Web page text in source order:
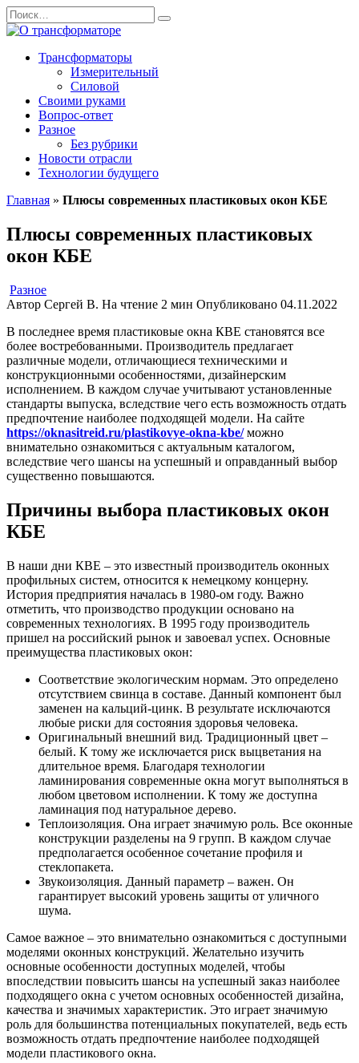
Перейти
к
содержанию
Search
for:
Трансформаторы
Измерительный
Силовой
Своими руками
Вопрос-ответ
Разное
Без рубрики
Новости отрасли
Технологии будущего
Главная » Плюсы современных пластиковых окон КБЕ
Плюсы современных пластиковых
окон КБЕ
Разное
Автор Сергей В. На чтение 2 мин Опубликовано 04.11.2022
В последнее время пластиковые окна КВЕ становятся все
более востребованными. Производитель предлагает
различные модели, отличающиеся техническими и
конструкционными особенностями, дизайнерским
исполнением. В каждом случае учитывают установленные
стандарты выпуска, вследствие чего есть возможность отдать
предпочтение наиболее подходящей модели. На сайте
https://oknasitreid.ru/plastikovye-okna-kbe/можно
внимательно ознакомиться с актуальным каталогом,
вследствие чего шансы на успешный и оправданный выбор
существенно повышаются.
Причины выбора пластиковых окон
КБЕ
В наши дни КВЕ – это известный производитель оконных
профильных систем, относится к немецкому концерну.
История предприятия началась в 1980-ом году. Важно
отметить, что производство продукции основано на
современных технологиях. В 1995 году производитель
пришел на российский рынок и завоевал успех. Основные
преимущества пластиковых окон:
Соответствие экологическим нормам. Это определено
отсутствием свинца в составе. Данный компонент был
заменен на кальций-цинк. В результате исключаются
любые риски для состояния здоровья человека.
Оригинальный внешний вид. Традиционный цвет –
белый. К тому же исключается риск выцветания на
длительное время. Благодаря технологии
ламинирования современные окна могут выполняться в
любом цветовом исполнении. К тому же доступна
ламинация под натуральное дерево.
Теплоизоляция. Она играет значимую роль. Все оконные
конструкции разделены на 9 групп. В каждом случае
предполагается особенное сочетание профиля и
стеклопакета.
Звукоизоляция. Данный параметр – важен. Он
гарантирует высокий уровень защиты от уличного
шума.
Самое важное – это внимательно ознакомиться с доступными
моделями оконных конструкций. Желательно изучить
основные особенности доступных моделей, чтобы
впоследствии повысить шансы на успешный заказ наиболее
подходящего окна с учетом основных особенностей дизайна,
качества и значимых характеристик. Это играет значимую
роль для большинства потенциальных покупателей, ведь есть
возможность отдать предпочтение наиболее подходящей
модели пластикового окна.